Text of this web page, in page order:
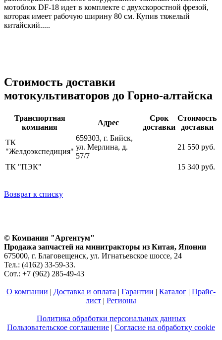
мотоблок DF-18 идет в комплекте с двухскоростной фрезой,
которая имеет рабочую ширину 80 см. Купив тяжелый
китайский.....
Стоимость доставки
мотокультиваторов до Горно-алтайска
Транспортная
компания
Адрес
Срок
доставки
Стоимость
доставки
ТК
"Желдоэкспедиция"
659303, г. Бийск,
ул. Мерлина, д.
57/7
21 550 руб.
ТК "ПЭК" 15 340 руб.
Возврат к списку
© Компания "Аргентум"
Продажа запчастей на минитракторы из Китая, Японии
675000, г. Благовещенск, ул. Игнатьевское шоссе, 24
Тел.: (4162) 33-59-33.
Сот.: +7 (962) 285-49-43
О компании | Доставка и оплата | Гарантии | Каталог | Прайс-
лист | Регионы
Политика обработки персональных данных
Пользовательское соглашение | Согласие на обработку cookie